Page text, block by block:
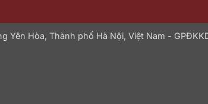
Hòa, Thành phố Hà Nội, Việt Nam -